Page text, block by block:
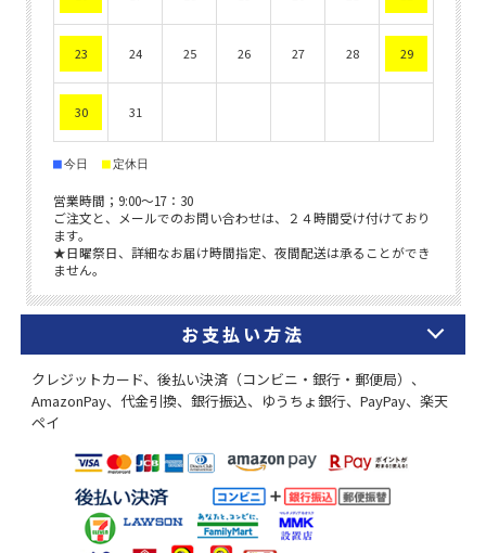
お支払い方法
クレジットカード、後払い決済（コンビニ・銀行・郵便局）、
AmazonPay、代金引換、銀行振込、ゆうちょ銀行、PayPay、楽天
ペイ